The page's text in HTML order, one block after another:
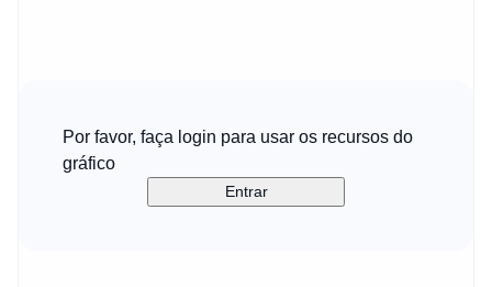
Por favor, faça login para usar os recursos do
gráfico
Entrar